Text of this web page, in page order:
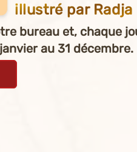
illustré par Radja
bureau et, chaque
au 31 décembre.